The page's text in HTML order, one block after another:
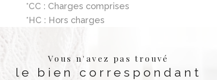
*CC : Charges comprises
*HC : Hors charges
Vous n'avez pas trouvé
le bien correspondant